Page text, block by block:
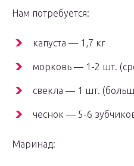
Нам потребуется:
капуста — 1,7 кг
морковь — 1-2 шт.
свекла — 1 шт.
чеснок — 5-6
Маринад: